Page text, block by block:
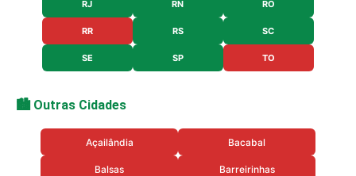
RJ RN RO
RR RS SC
SE SP TO
🏙️ Outras Cidades
Açailândia Bacabal
Balsas Barreirinhas